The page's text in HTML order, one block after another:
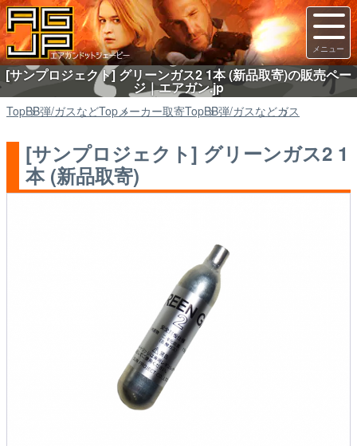
[サンプロジェクト] グリーンガス2 1本 (新品取寄)の販売ペー
ジ｜エアガン.jp
TopBB弾/ガスなどTopメーカー取寄TopBB弾/ガスなどガス
[サンプロジェクト] グリーンガス2 1
本 (新品取寄)